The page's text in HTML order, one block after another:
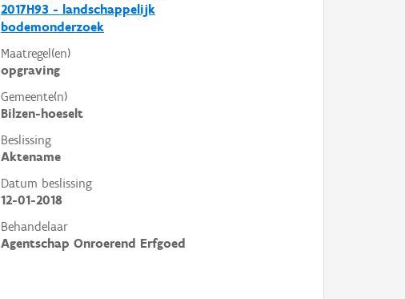
2017H93 - landschappelijk
bodemonderzoek
Maatregel(en)
opgraving
Gemeente(n)
Bilzen-hoeselt
Beslissing
Aktename
Datum beslissing
12-01-2018
Behandelaar
Agentschap Onroerend Erfgoed